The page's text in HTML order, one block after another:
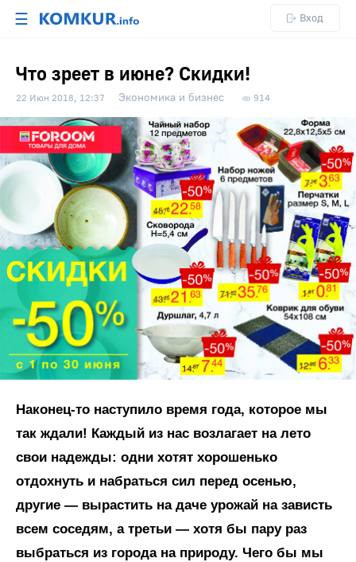
☰ Вход
Что зреет в июне? Скидки!
22 Июн 2018, 12:37 Экономика и бизнес 914
Наконец-то наступило время года, которое мы
так ждали! Каждый из нас возлагает на лето
свои надежды: одни хотят хорошенько
отдохнуть и набраться сил перед осенью,
другие — вырастить на даче урожай на зависть
всем соседям, а третьи — хотя бы пару раз
выбраться из города на природу. Чего бы мы